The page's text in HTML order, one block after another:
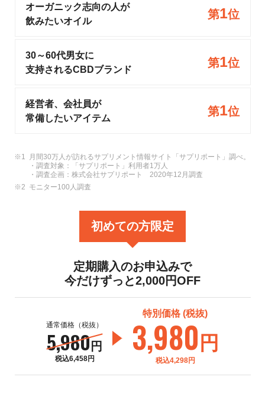
オーガニック志向の人が
飲みたいオイル
第1位
30～60代男女に
支持されるCBDブランド
第1位
経営者、会社員が
常備したいアイテム
第1位
月間30万人が訪れるサプリメント情報サイト「サプリポート」調べ。
・調査対象：「サプリポート」利用者1万人
・調査企画：株式会社サプリポート 2020年12月調査
モニター100人調査
初めての方限定
定期購入のお申込みで
今だけずっと2,000円OFF
通常価格（税抜）
5,980円
税込6,458円
特別価格 (税抜)
3,980 円
税込4,298円